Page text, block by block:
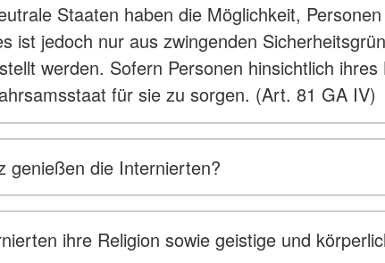
Staaten haben die Möglichkeit,
ist jedoch nur aus zwingenden
werden. Sofern Personen hinsichtlich
für sie zu sorgen. (Art. 81 GA IV)
genießen die Internierten?
ihre Religion sowie geistige und